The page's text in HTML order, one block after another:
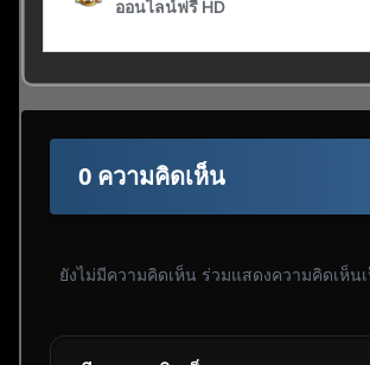
0 ความคิดเห็น
ยังไม่มีความคิดเห็น ร่วมแสดงความคิดเห็น